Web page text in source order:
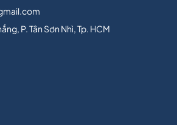
P. Tân Sơn Nhì, Tp. HCM